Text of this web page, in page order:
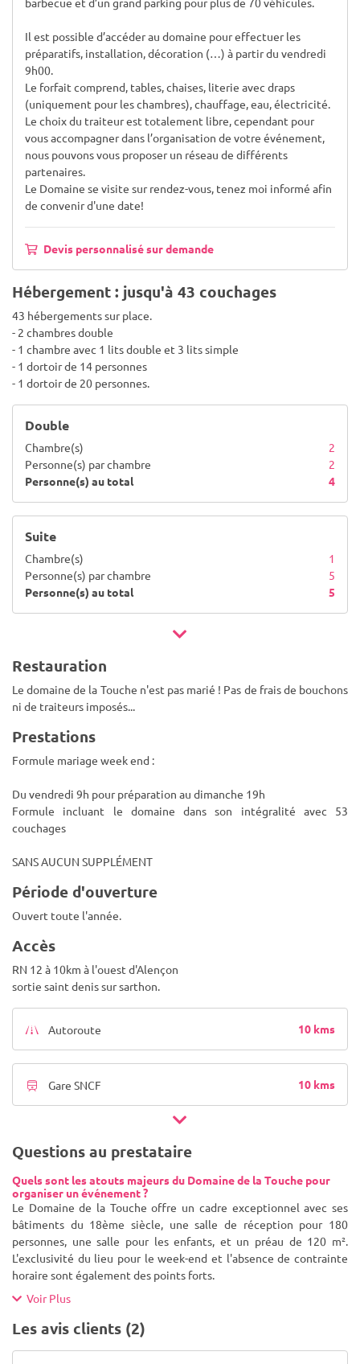
Il est possible d’accéder au domaine pour effectuer les
préparatifs, installation, décoration (…) à partir du vendredi
9h00.
Le forfait comprend, tables, chaises, literie avec draps
(uniquement pour les chambres), chauffage, eau, électricité.
Le choix du traiteur est totalement libre, cependant pour
vous accompagner dans l’organisation de votre événement,
nous pouvons vous proposer un réseau de différents
partenaires.
Le Domaine se visite sur rendez-vous, tenez moi informé afin
de convenir d'une date!
Devis personnalisé sur demande
Hébergement : jusqu'à 43 couchages
43 hébergements sur place.
- 2 chambres double
- 1 chambre avec 1 lits double et 3 lits simple
- 1 dortoir de 14 personnes
- 1 dortoir de 20 personnes.
Double
Chambre(s)
2
Personne(s) par chambre
2
Personne(s) au total
4
Suite
Chambre(s)
1
Personne(s) par chambre
5
Personne(s) au total
5
Restauration
Le domaine de la Touche n'est pas marié ! Pas de frais de bouchons
ni de traiteurs imposés...
Prestations
Formule mariage week end :
Du vendredi 9h pour préparation au dimanche 19h
Formule incluant le domaine dans son intégralité avec 53
couchages
SANS AUCUN SUPPLÉMENT
Période d'ouverture
Ouvert toute l'année.
Accès
RN 12 à 10km à l'ouest d'Alençon
sortie saint denis sur sarthon.
Autoroute 10 kms
Gare SNCF 10 kms
Questions au prestataire
Quels sont les atouts majeurs du Domaine de la Touche pour
organiser un événement ?
Le Domaine de la Touche offre un cadre exceptionnel avec ses
bâtiments du 18ème siècle, une salle de réception pour 180
personnes, une salle pour les enfants, et un préau de 120 m².
L'exclusivité du lieu pour le week-end et l'absence de contrainte
horaire sont également des points forts.
Voir Plus
Les avis clients (2)